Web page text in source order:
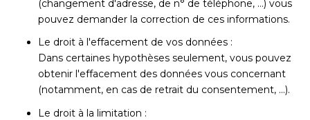
(changement d'adresse, de n° de téléphone, …) vous
pouvez demander la correction de ces informations.
Le droit à l'effacement de vos données :
Dans certaines hypothèses seulement, vous pouvez
obtenir l'effacement des données vous concernant
(notamment, en cas de retrait du consentement, …).
Le droit à la limitation :